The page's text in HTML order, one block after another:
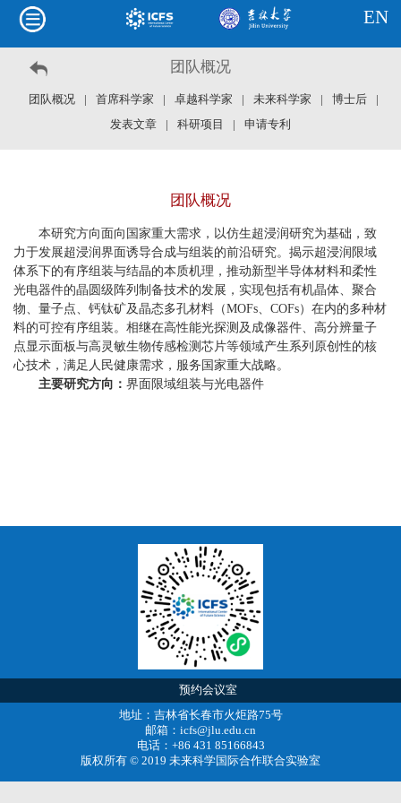
EN
团队概况
团队概况 首席科学家 卓越科学家 未来科学家 博士后
发表文章
科研项目 申请专利
团队概况
本研究方向面向国家重大需求，以仿生超浸润研究为基础，致
力于发展超浸润界面诱导合成与组装的前沿研究。揭示超浸润限域
体系下的有序组装与结晶的本质机理，推动新型半导体材料和柔性
光电器件的晶圆级阵列制备技术的发展，实现包括有机晶体、聚合
物、量子点、钙钛矿及晶态多孔材料（MOFs、COFs）在内的多种材
料的可控有序组装。相继在高性能光探测及成像器件、高分辨量子
点显示面板与高灵敏生物传感检测芯片等领域产生系列原创性的核
心技术，满足人民健康需求，服务国家重大战略。
主要研究方向： 界面限域组装与光电器件
预约会议室
地址：吉林省长春市火炬路75号
邮箱：icfs@jlu.edu.cn
电话：+86 431 85166843
版权所有 © 2019 未来科学国际合作联合实验室